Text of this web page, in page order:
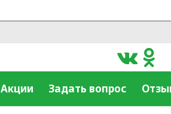
Акции Задать вопрос